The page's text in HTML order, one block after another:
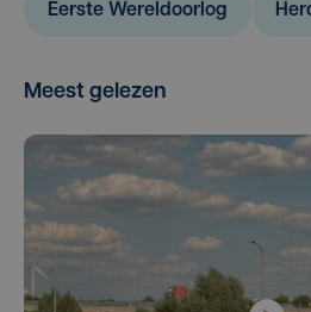
Eerste Wereldoorlog
Meest gelezen